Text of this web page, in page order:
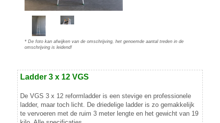
* De foto kan afwijken van de omschrijving, het genoemde aantal treden in de
omschrijving is leidend!
Ladder 3 x 12 VGS
De VGS 3 x 12 reformladder is een stevige en professionele
ladder, maar toch licht. De driedelige ladder is zo gemakkelijk
te vervoeren met de ruim 3 meter lengte en het gewicht van 19